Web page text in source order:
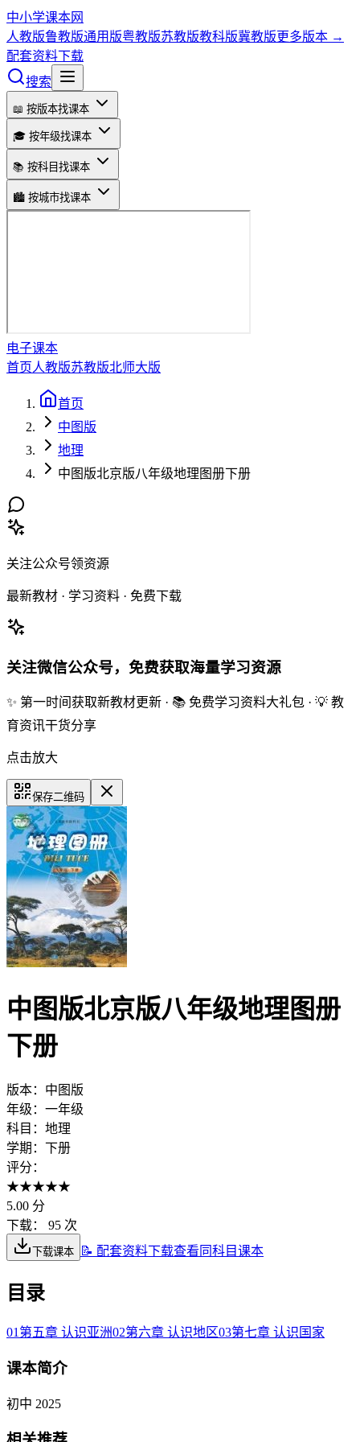
中小学课本网
人教版鲁教版通用版粤教版苏教版教科版冀教版更多版本 →
配套资料下载
搜索
📖 按版本找课本
🎓 按年级找课本
📚 按科目找课本
🏙️ 按城市找课本
电子课本
首页人教版苏教版北师大版
首页
中图版
地理
中图版北京版八年级地理图册下册
关注公众号领资源
最新教材 · 学习资料 · 免费下载
关注微信公众号，免费获取海量学习资源
✨ 第一时间获取新教材更新 · 📚 免费学习资料大礼包 · 💡 教
育资讯干货分享
点击放大
保存二维码
中图版北京版八年级地理图册
下册
版本： 中图版
年级： 一年级
科目： 地理
学期： 下册
评分：
★★★★★
5.00 分
下载：
95 次
下载课本 📝 配套资料下载查看同科目课本
目录
01 第五章 认识亚洲02第六章 认识地区03第七章 认识国家
课本简介
初中 2025